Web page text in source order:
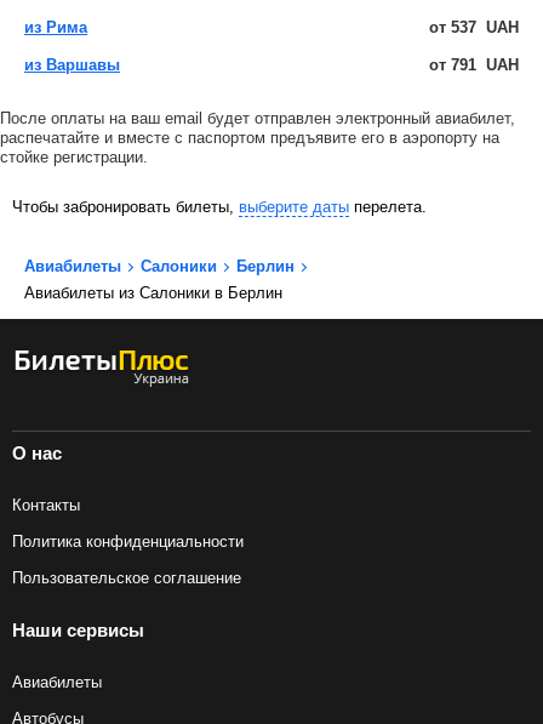
из Рима от 537 UAH
из Варшавы от 791 UAH
После оплаты на ваш email будет отправлен электронный авиабилет,
распечатайте и вместе с паспортом предъявите его в аэропорту на
стойке регистрации.
Чтобы забронировать билеты, выберите даты перелета.
Авиабилеты Салоники
Берлин
Авиабилеты из Салоники в Берлин
О нас
Контакты
Политика конфиденциальности
Пользовательское соглашение
Наши сервисы
Авиабилеты
Автобусы